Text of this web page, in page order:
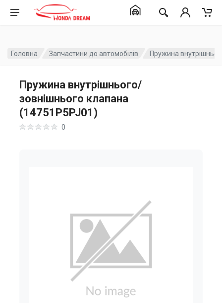
Головна Запчастини до автомобілів Пружина
Пружина внутрішнього/
зовнішнього клапана
(14751P5PJ01)
0